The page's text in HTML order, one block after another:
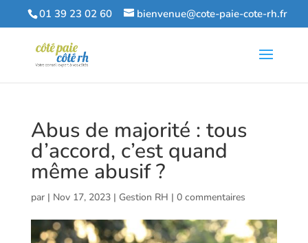
01 39 23 02 60 bienvenue@cote-paie-cote-rh.fr
Abus de majorité : tous
d’accord, c’est quand
même abusif ?
par | Nov 17, 2023| Gestion RH | 0 commentaires